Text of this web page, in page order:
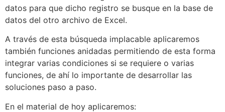
datos para que dicho registro se busque en la base de
datos del otro archivo de Excel.
A través de esta búsqueda implacable aplicaremos
también funciones anidadas permitiendo de esta forma
integrar varias condiciones si se requiere o varias
funciones, de ahí lo importante de desarrollar las
soluciones paso a paso.
En el material de hoy aplicaremos: